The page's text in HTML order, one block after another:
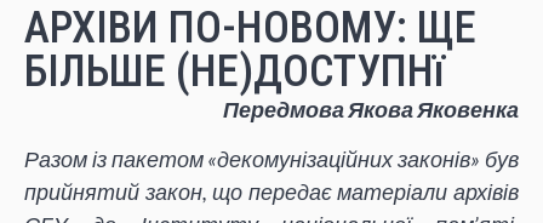
АРХІВИ ПО-НОВОМУ: ЩЕ
БІЛЬШЕ (НЕ)ДОСТУПНї
Передмова Якова Яковенка
Разом із пакетом «декомунізаційних законів» був
прийнятий закон, що передає матеріали архівів